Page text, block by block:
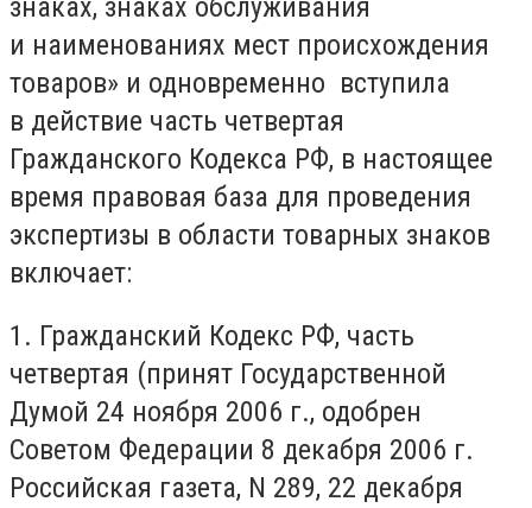
и наименованиях мест происхождения
товаров» и одновременно вступила
в действие часть четвертая
Гражданского Кодекса РФ, в настоящее
время правовая база для проведения
экспертизы в области товарных знаков
включает:
1. Гражданский Кодекс РФ, часть
четвертая (принят Государственной
Думой 24 ноября 2006 г., одобрен
Советом Федерации 8 декабря 2006 г.
Российская газета, N 289, 22 декабря